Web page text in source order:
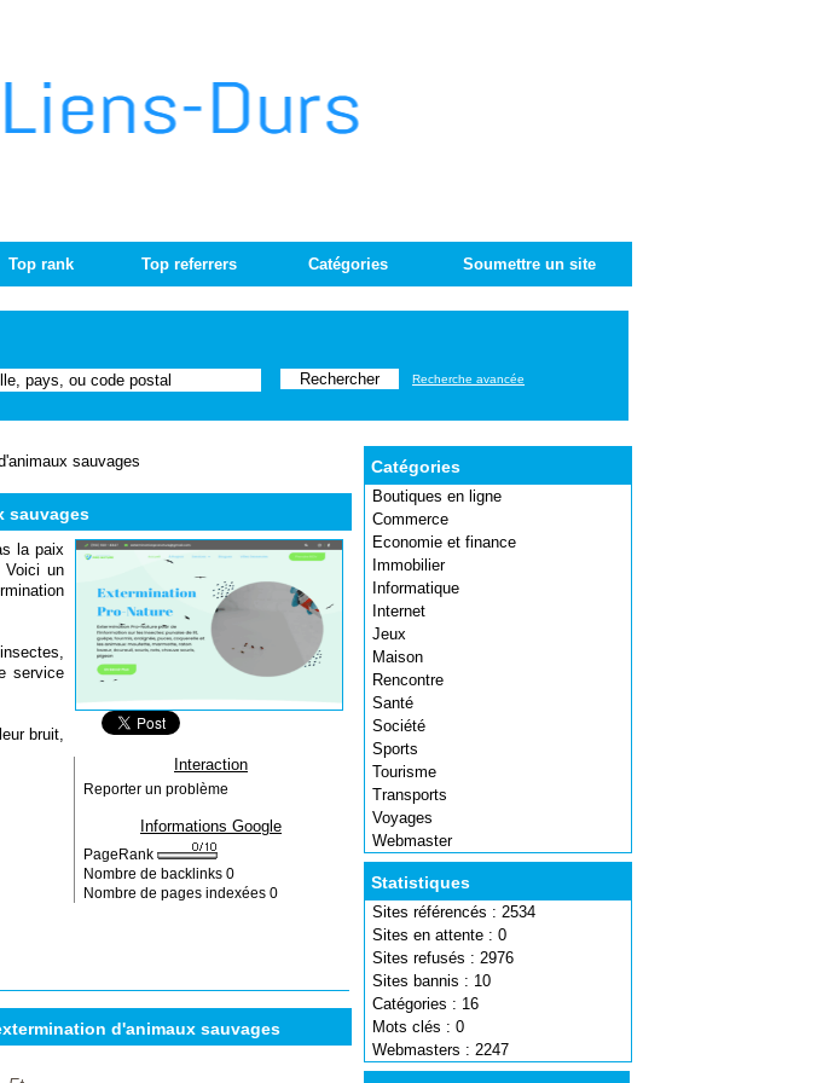
Top rank Top referrers Catégories Soumettre un site
Recherche avancée
Catégories
Boutiques en ligne
Commerce
Economie et finance
Immobilier
Informatique
Internet
Jeux
Maison
Rencontre
Santé
Société
Sports
Tourisme
Transports
Voyages
Webmaster
Statistiques
Sites référencés : 2534
Sites en attente : 0
Sites refusés : 2976
Sites bannis : 10
Catégories : 16
Mots clés : 0
Webmasters : 2247
sauvages
sauvages
la paix
Voici un
service
bruit,
Interaction
Reporter un problème
Informations Google
PageRank
Nombre de backlinks 0
Nombre de pages indexées 0
d'animaux sauvages